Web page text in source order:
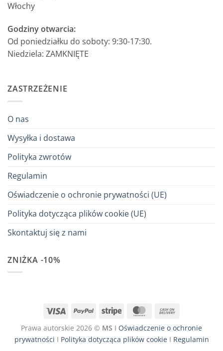
Włochy
Godziny otwarcia:
Od poniedziałku do soboty: 9:30-17:30.
Niedziela: ZAMKNIĘTE
ZASTRZEŻENIE
O nas
Wysyłka i dostawa
Polityka zwrotów
Regulamin
Oświadczenie o ochronie prywatności (UE)
Polityka dotycząca plików cookie (UE)
Skontaktuj się z nami
ZNIŻKA -10%
Visa PayPal Stripe MasterCard
Delivery
Prawa autorskie 2026 © MS I Oświadczenie o ochronie
prywatności I Polityka dotycząca plików cookie I Regulamin